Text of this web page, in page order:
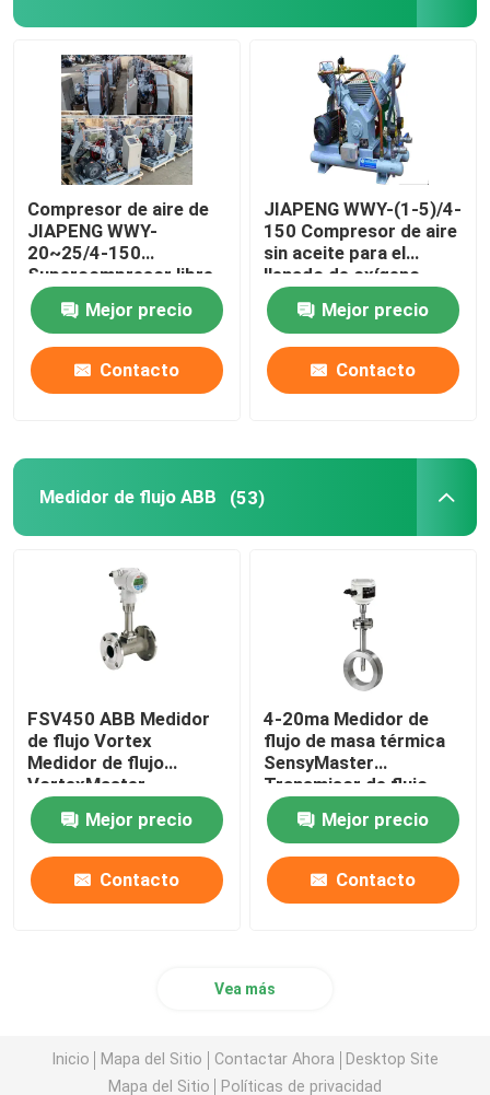
Compresor de aire de
JIAPENG WWY-
20~25/4-150
Supercompresor libre
de aceite para el
llenado de oxígeno
Mejor precio
Contacto
JIAPENG WWY-(1-5)/4-
150 Compresor de aire
sin aceite para el
llenado de oxígeno
Mejor precio
Contacto
Medidor de flujo ABB (53)
FSV450 ABB Medidor
de flujo Vortex
Medidor de flujo
VortexMaster
Mejor precio
Contacto
4-20ma Medidor de
flujo de masa térmica
SensyMaster
Transmisor de flujo
Vortex FMT200
Mejor precio
Contacto
Vea más
Inicio Mapa del Sitio Contactar Ahora
Desktop Site
Mapa del Sitio
Políticas de privacidad